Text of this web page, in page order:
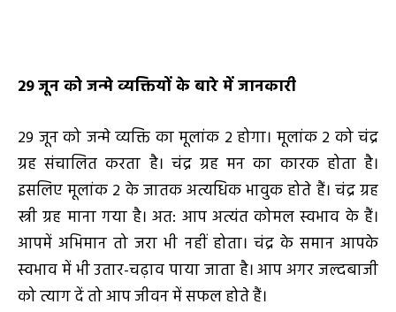
29जून को जन्मे व्यक्तियों के बारे में जानकारी
29 जून को जन्मे व्यक्ति का मूलांक 2 होगा। मूलांक 2 को चंद्र
ग्रह संचालित करता है। चंद्र ग्रह मन का कारक होता है।
इसलिए मूलांक 2 के जातक अत्यधिक भावुक होते हैं। चंद्र ग्रह
स्त्री ग्रह माना गया है। अत: आप अत्यंत कोमल स्वभाव के हैं।
आपमें अभिमान तो जरा भी नहीं होता। चंद्र के समान आपके
स्वभाव में भी उतार-चढ़ाव पाया जाता है। आप अगर जल्दबाजी
को त्याग दें तो आप जीवन में सफल होते हैं।